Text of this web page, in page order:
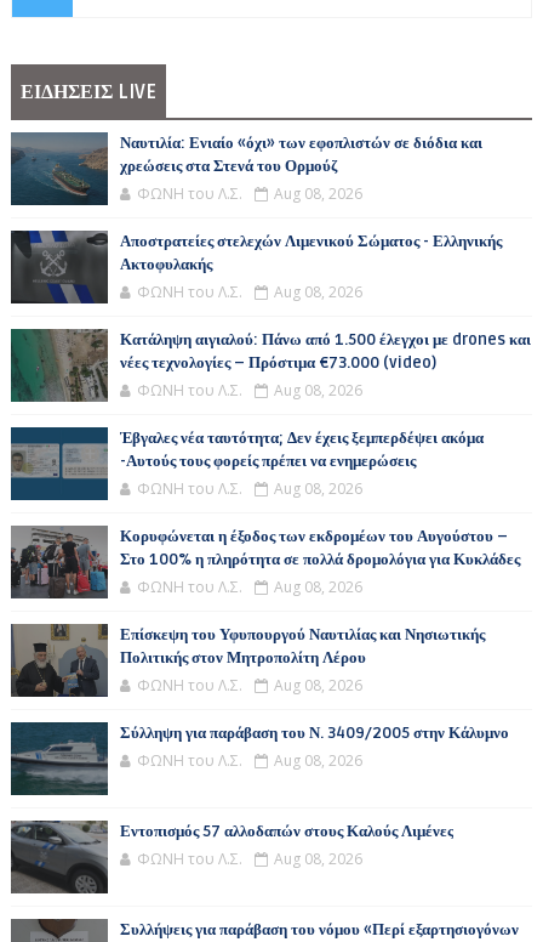
ΕΙΔΗΣΕΙΣ LIVE
Ναυτιλία: Ενιαίο «όχι» των εφοπλιστών σε διόδια και
χρεώσεις στα Στενά του Ορμούζ
ΦΩΝΗ του Λ.Σ. Aug 08, 2026
Αποστρατείες στελεχών Λιμενικού Σώματος - Ελληνικής
Ακτοφυλακής
ΦΩΝΗ του Λ.Σ. Aug 08, 2026
Κατάληψη αιγιαλού: Πάνω από 1.500 έλεγχοι με drones και
νέες τεχνολογίες – Πρόστιμα €73.000 (video)
ΦΩΝΗ του Λ.Σ. Aug 08, 2026
Έβγαλες νέα ταυτότητα; Δεν έχεις ξεμπερδέψει ακόμα
-Αυτούς τους φορείς πρέπει να ενημερώσεις
ΦΩΝΗ του Λ.Σ. Aug 08, 2026
Κορυφώνεται η έξοδος των εκδρομέων του Αυγούστου –
Στο 100% η πληρότητα σε πολλά δρομολόγια για Κυκλάδες
ΦΩΝΗ του Λ.Σ. Aug 08, 2026
Επίσκεψη του Υφυπουργού Ναυτιλίας και Νησιωτικής
Πολιτικής στον Μητροπολίτη Λέρου
ΦΩΝΗ του Λ.Σ. Aug 08, 2026
Σύλληψη για παράβαση του Ν. 3409/2005 στην Κάλυμνο
ΦΩΝΗ του Λ.Σ. Aug 08, 2026
Εντοπισμός 57 αλλοδαπών στους Καλούς Λιμένες
ΦΩΝΗ του Λ.Σ. Aug 08, 2026
Συλλήψεις για παράβαση του νόμου «Περί εξαρτησιογόνων